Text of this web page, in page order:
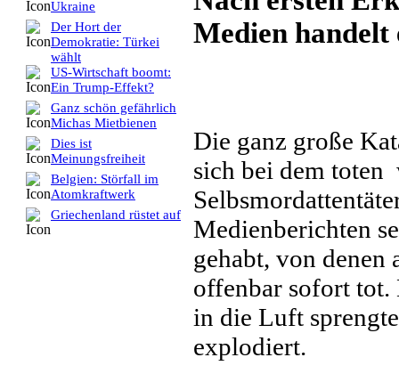
Ukraine
Der Hort der
Demokratie: Türkei
wählt
US-Wirtschaft boomt:
Ein Trump-Effekt?
Ganz schön gefährlich
Michas Mietbienen
Dies ist
Meinungsfreiheit
Belgien: Störfall im
Atomkraftwerk
Griechenland rüstet auf
Medien handelt
Die ganz große
sich bei dem toten
Medienberichten
gehabt, von
offenbar sofort tot.
in die Luft
explodiert.